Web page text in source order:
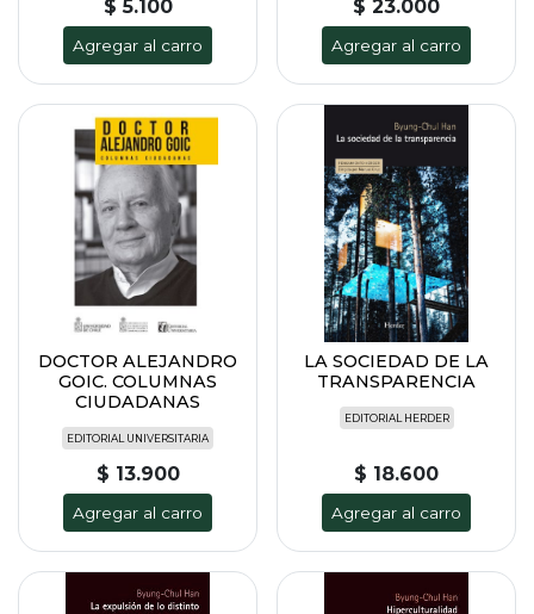
$ 5.100
Agregar al carro
$ 23.000
Agregar al carro
DOCTOR ALEJANDRO
GOIC. COLUMNAS
CIUDADANAS
EDITORIAL UNIVERSITARIA
$ 13.900
Agregar al carro
LA SOCIEDAD DE LA
TRANSPARENCIA
EDITORIAL HERDER
$ 18.600
Agregar al carro